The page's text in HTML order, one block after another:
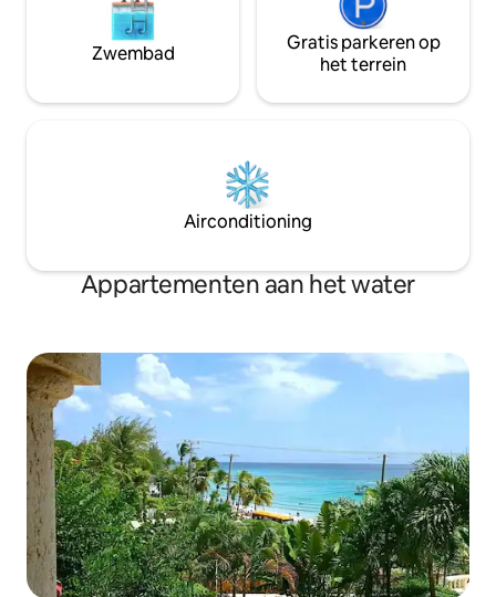
Zwembad
Gratis parkeren op
het terrein
Airconditioning
Appartementen aan het water